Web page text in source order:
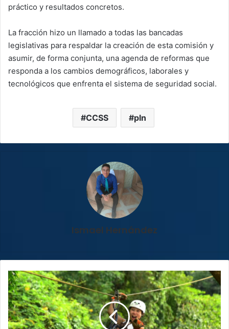
práctico y resultados concretos.
La fracción hizo un llamado a todas las bancadas
legislativas para respaldar la creación de esta comisión y
asumir, de forma conjunta, una agenda de reformas que
responda a los cambios demográficos, laborales y
tecnológicos que enfrenta el sistema de seguridad social.
CCSS pln
Ismael Hernández
Canatur
considera
positivo
proyecto
para